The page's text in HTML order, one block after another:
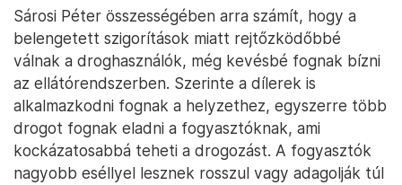
Sárosi Péter összességében arra számít, hogy a
belengetett szigorítások miatt rejtőzködőbbé
válnak a droghasználók, még kevésbé fognak bízni
az ellátórendszerben. Szerinte a dílerek is
alkalmazkodni fognak a helyzethez, egyszerre több
drogot fognak eladni a fogyasztóknak, ami
kockázatosabbá teheti a drogozást. A fogyasztók
nagyobb eséllyel lesznek rosszul vagy adagolják túl